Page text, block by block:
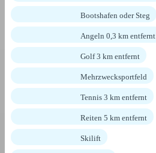
Bootshafen oder Steg
Angeln 0,3 km entfernt
Golf 3 km entfernt
Mehrzwecksportfeld
Tennis 3 km entfernt
Reiten 5 km entfernt
Skilift